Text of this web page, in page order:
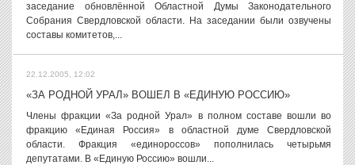
заседание обновлённой Областной Думы Законодательного
Собрания Свердловской области. На заседании были озвучены
составы комитетов,...
22.12.2005, 12:02
«ЗА РОДНОЙ УРАЛ» ВОШЕЛ В «ЕДИНУЮ РОССИЮ»
Члены фракции «За родной Урал» в полном составе вошли во
фракцию «Единая Россия» в областной думе Свердловской
области. Фракция «единороссов» пополнилась четырьмя
депутатами. В «Единую Россию» вошли...